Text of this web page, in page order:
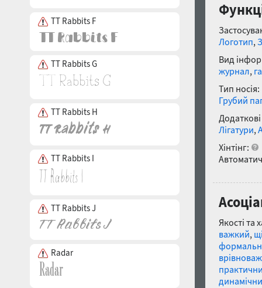
TT Rabbits F
TT Rabbits G
TT Rabbits H
TT Rabbits I
TT Rabbits J
Radar
Логотип,
Вид
журнал,
Тип носія:
Грубий
Лігатури,
Хінтінг:
Якості та
важкий,